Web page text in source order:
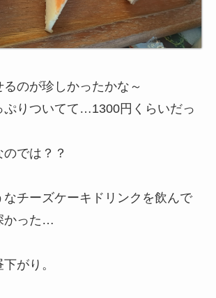
のが珍しかったかな～
ぷりついてて…1300円くらいだっ
では？？
チーズケーキドリンクを飲んで
かった…
がり。